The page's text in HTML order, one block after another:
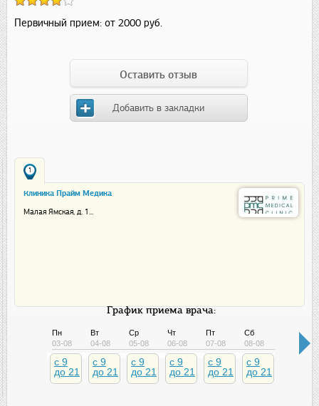
Первичный прием: от 2000 руб.
Оставить отзыв
Добавить в закладки
1
Клиника Прайм Медика
Малая Ямская, д. 1...
График приема врача:
Пн
03-08
c 9
до 21
Вт
04-08
c 9
до 21
Ср
05-08
c 9
до 21
Чт
06-08
c 9
до 21
Пт
07-08
c 9
до 21
Сб
08-08
c 9
до 21